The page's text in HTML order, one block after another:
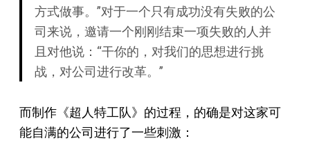
方式做事。”对于一个只有成功没有失败的公
司来说，邀请一个刚刚结束一项失败的人并
且对他说：“干你的，对我们的思想进行挑
战，对公司进行改革。”
而制作《超人特工队》的过程，的确是对这家可
能自满的公司进行了一些刺激：